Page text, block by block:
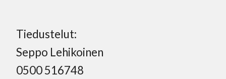
Tiedustelut:
Seppo Lehikoinen
0500 516748